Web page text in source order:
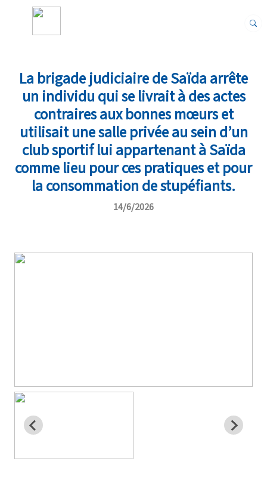
La brigade judiciaire de Saïda arrête
un individu qui se livrait à des actes
contraires aux bonnes mœurs et
utilisait une salle privée au sein d’un
club sportif lui appartenant à Saïda
comme lieu pour ces pratiques et pour
la consommation de stupéfiants.
14/6/2026